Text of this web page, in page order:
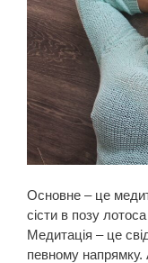
Основне – це
сісти в позу
Медитація – це
певному